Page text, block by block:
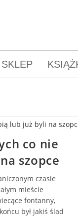
SKLEP
co nie
szopce
czasie
mieście
fontanny,
był jakiś ślad